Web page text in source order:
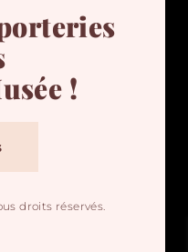
!
droits réservés.